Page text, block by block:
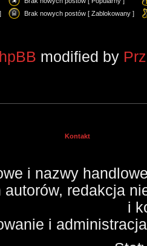
Brak nowych postów [ Zablokowany ]
modified by
Kontakt
i nazwy
autorów, redakcja
i
i